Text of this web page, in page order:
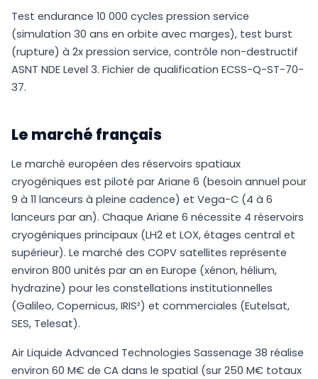
Test endurance 10 000 cycles pression service
(simulation 30 ans en orbite avec marges), test burst
(rupture) à 2x pression service, contrôle non-destructif
ASNT NDE Level 3. Fichier de qualification ECSS-Q-ST-70-
37.
Le marché français
Le marché européen des réservoirs spatiaux
cryogéniques est piloté par Ariane 6 (besoin annuel pour
9 à 11 lanceurs à pleine cadence) et Vega-C (4 à 6
lanceurs par an). Chaque Ariane 6 nécessite 4 réservoirs
cryogéniques principaux (LH2 et LOX, étages central et
supérieur). Le marché des COPV satellites représente
environ 800 unités par an en Europe (xénon, hélium,
hydrazine) pour les constellations institutionnelles
(Galileo, Copernicus, IRIS²) et commerciales (Eutelsat,
SES, Telesat).
Air Liquide Advanced Technologies Sassenage 38 réalise
environ 60 M€ de CA dans le spatial (sur 250 M€ totaux